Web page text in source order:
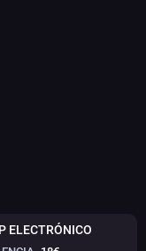
ELECTRÓNICO